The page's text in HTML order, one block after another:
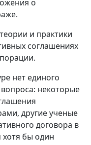
о
и практики
соглашениях
нет единого
некоторые
другие ученые
договора в
бы один